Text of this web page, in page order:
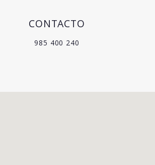
CONTACTO
985 400 240